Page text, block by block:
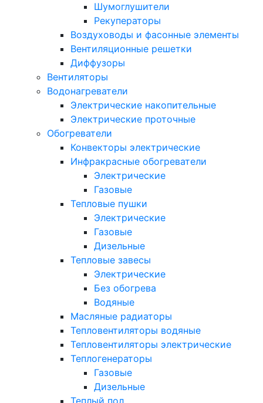
Шумоглушители
Рекуператоры
Воздуховоды и фасонные элементы
Вентиляционные решетки
Диффузоры
Вентиляторы
Водонагреватели
Электрические накопительные
Электрические проточные
Обогреватели
Конвекторы электрические
Инфракрасные обогреватели
Электрические
Газовые
Тепловые пушки
Электрические
Газовые
Дизельные
Тепловые завесы
Электрические
Без обогрева
Водяные
Масляные радиаторы
Тепловентиляторы водяные
Тепловентиляторы электрические
Теплогенераторы
Газовые
Дизельные
Теплый пол